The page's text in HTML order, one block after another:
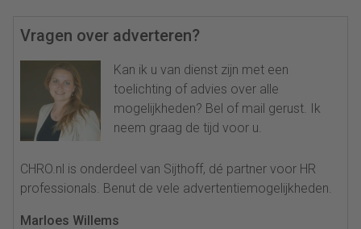
Vragen over adverteren?
Kan ik u van dienst zijn met een
toelichting of advies over alle
mogelijkheden? Bel of mail gerust. Ik
neem graag de tijd voor u.
CHRO.nl is onderdeel van Sijthoff, dé partner voor HR
professionals. Benut de vele advertentiemogelijkheden.
Marloes Willems